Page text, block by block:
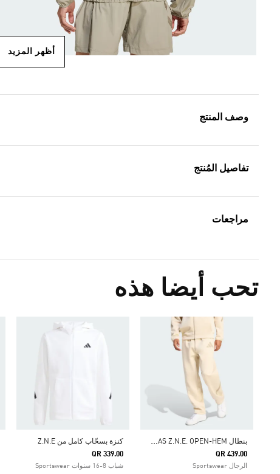
أظهر المزيد
وصف المنتج
تفاصيل المُنتج
مراجعات
تحب أيضا هذه
ب
نطال ADIDAS Z.N.E. OPEN-HEM
QR 439.00
الرجال Sportswear
كنزة بسحّاب كامل من Z.N.E
QR 339.00
شباب 8-16 سنوات Sportswear